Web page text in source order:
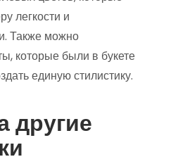
легкости и
Также можно
которые были в букете
единую стилистику.
другие